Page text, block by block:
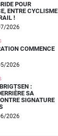
POUR
ENTRE CYCLISME
!
2026
COMMENCE
2026
:
SA
SIGNATURE
2026